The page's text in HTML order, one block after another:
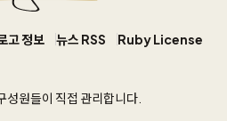
고 정보 뉴스 RSS Ruby License
원들이 직접 관리합니다.